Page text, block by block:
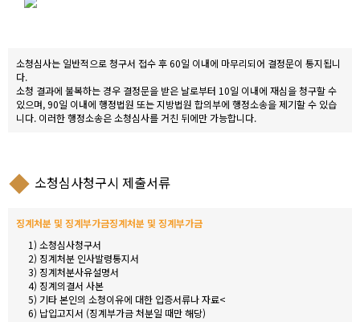
소청심사는 일반적으로 청구서 접수 후 60일 이내에 마무리되어 결정문이 통지됩니
다.
소청 결과에 불복하는 경우 결정문을 받은 날로부터 10일 이내에 재심을 청구할 수
있으며, 90일 이내에 행정법원 또는 지방법원 합의부에 행정소송을 제기할 수 있습
니다. 이러한 행정소송은 소청심사를 거친 뒤에만 가능합니다.
소청심사청구시 제출서류
징계처분 및 징계부가금징계처분 및 징계부가금
1) 소청심사청구서
2) 징계처분 인사발령통지서
3) 징계처분사유설명서
4) 징계의결서 사본
5) 기타 본인의 소청이유에 대한 입증서류나 자료<
6) 납입고지서 (징계부가금 처분일 때만 해당)